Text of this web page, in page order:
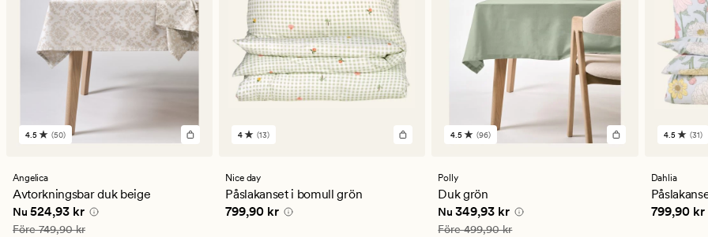
50
ett
genomsnittligt
betyg
på
4.5
4.5 (50)
Angelica
Avtorkningsbar duk beige
Nuvarande pris
Nu 524,93 kr
Ordinarie pris 749,90 kr
Före749,90 kr
13
ett
genomsnittligt
betyg
på
4 (13)
Nice day
Påslakanset i bomull grön
Pris 799,90 kr
799,90 kr
96
ett
genomsnittligt
betyg
på
4.5
4.5 (96)
Polly
Duk grön
Nuvarande pris
Nu 349,93 kr
Ordinarie pris 499,90 kr
Före499,90 kr
31
ett
betyg
på
4.5 (31)
Dahlia
Pris
799,90 kr